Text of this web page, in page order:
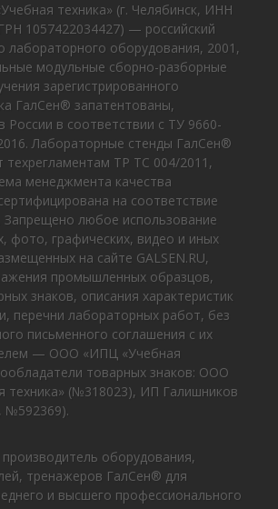
техника» (г. Челябинск, ИНН
1057422034427) — российский
лабораторного оборудования, 2001,
модульные сборно-разборные
зарегистрированного
ГалСен® запатентованы,
России в соответствии с ТУ 9660-
Лабораторные стенды ГалСен®
техрегламентам ТР ТС 004/2011,
менеджмента качества
на соответствие
Запрещено любое использование
фото, графических, видео и иных
на сайте GALSEN.RU,
промышленных образцов,
знаков, описания характеристик
перечни лабораторных работ, без
письменного соглашения с их
— ООО «ИПЦ «Учебная
товарных знаков: ООО
техника» (№318023), ИП Галишников
№592369).
оборудования,
тренажеров ГалСен® для
и высшего профессионального